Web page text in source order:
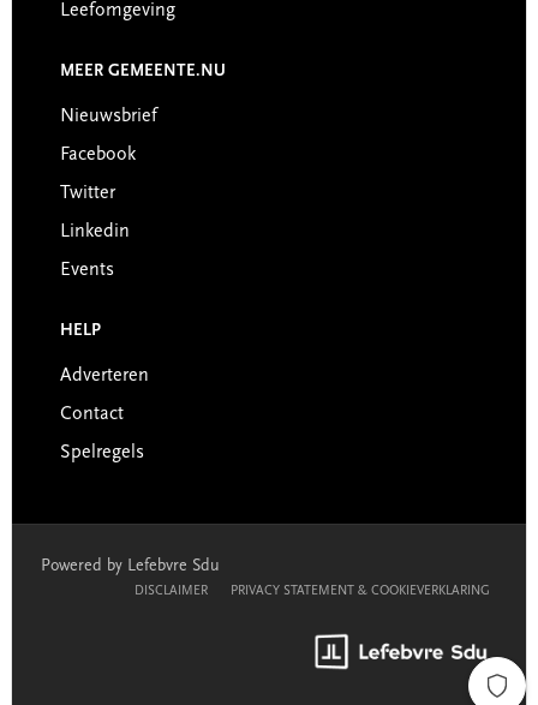
Leefomgeving
MEER GEMEENTE.NU
Nieuwsbrief
Facebook
Twitter
Linkedin
Events
HELP
Adverteren
Contact
Spelregels
Powered by Lefebvre Sdu
DISCLAIMER PRIVACY STATEMENT & COOKIEVERKLARING